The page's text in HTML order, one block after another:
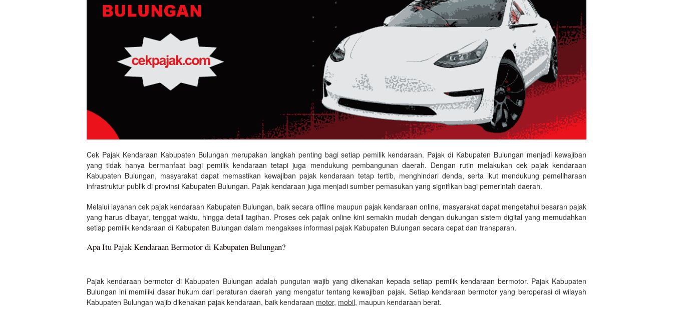
Cek Pajak Kendaraan Kabupaten Bulungan merupakan langkah penting bagi setiap pemilik kendaraan. Pajak di Kabupaten Bulungan menjadi kewajiban
yang tidak hanya bermanfaat bagi pemilik kendaraan tetapi juga mendukung pembangunan daerah. Dengan rutin melakukan cek pajak kendaraan
Kabupaten Bulungan, masyarakat dapat memastikan kewajiban pajak kendaraan tetap tertib, menghindari denda, serta ikut mendukung pemeliharaan
infrastruktur publik di provinsi Kabupaten Bulungan. Pajak kendaraan juga menjadi sumber pemasukan yang signifikan bagi pemerintah daerah.
Melalui layanan cek pajak kendaraan Kabupaten Bulungan, baik secara offline maupun pajak kendaraan online, masyarakat dapat mengetahui besaran pajak
yang harus dibayar, tenggat waktu, hingga detail tagihan. Proses cek pajak online kini semakin mudah dengan dukungan sistem digital yang memudahkan
setiap pemilik kendaraan di Kabupaten Bulungan dalam mengakses informasi pajak Kabupaten Bulungan secara cepat dan transparan.
Apa Itu Pajak Kendaraan Bermotor di Kabupaten Bulungan?
Pajak kendaraan bermotor di Kabupaten Bulungan adalah pungutan wajib yang dikenakan kepada setiap pemilik kendaraan bermotor. Pajak Kabupaten
Bulungan ini memiliki dasar hukum dari peraturan daerah yang mengatur tentang kewajiban pajak. Setiap kendaraan bermotor yang beroperasi di wilayah
Kabupaten Bulungan wajib dikenakan pajak kendaraan, baik kendaraan motor, mobil, maupun kendaraan berat.